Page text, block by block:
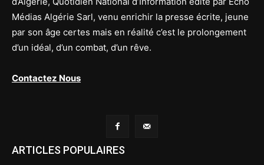
Médias Algérie Sarl, venu enrichir la presse écrite, jeune
par son âge certes mais en réalité c’est le prolongement
d’un idéal, d’un combat, d’un rêve.
Contactez Nous
ARTICLES POPULAIRES